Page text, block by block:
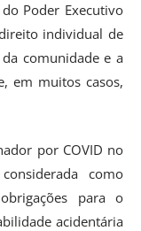
Poder Executivo
individual de
comunidade e a
em muitos casos,
por COVID no
como
para o
acidentária